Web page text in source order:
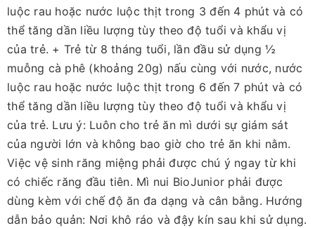
luộc rau hoặc nước luộc thịt trong 3 đến 4 phút và có
thể tăng dần liều lượng tùy theo độ tuổi và khẩu vị
của trẻ. + Trẻ từ 8 tháng tuổi, lần đầu sử dụng ½
muỗng cà phê (khoảng 20g) nấu cùng với nước, nước
luộc rau hoặc nước luộc thịt trong 6 đến 7 phút và có
thể tăng dần liều lượng tùy theo độ tuổi và khẩu vị
của trẻ. Lưu ý: Luôn cho trẻ ăn mì dưới sự giám sát
của người lớn và không bao giờ cho trẻ ăn khi nằm.
Việc vệ sinh răng miệng phải được chú ý ngay từ khi
có chiếc răng đầu tiên. Mì nui BioJunior phải được
dùng kèm với chế độ ăn đa dạng và cân bằng. Hướng
dẫn bảo quản: Nơi khô ráo và đậy kín sau khi sử dụng.